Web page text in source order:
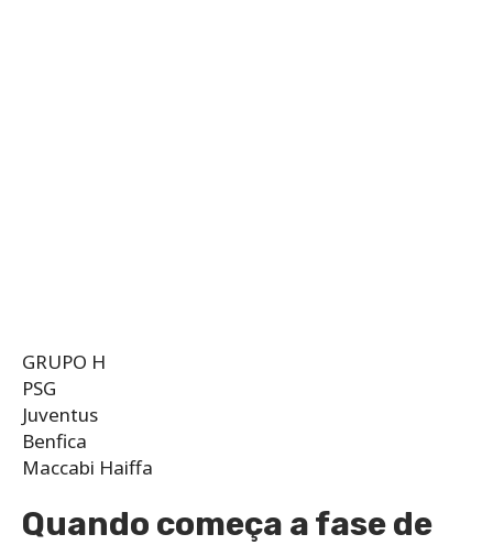
GRUPO H
PSG
Juventus
Benfica
Maccabi Haiffa
Quando começa a fase de